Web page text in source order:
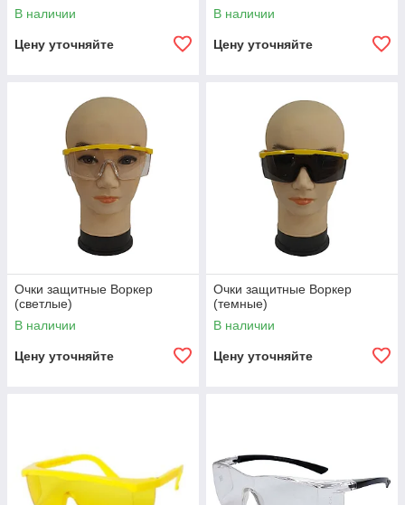
В наличии
Цену уточняйте
В наличии
Цену уточняйте
Очки защитные Воркер
(светлые)
В наличии
Цену уточняйте
Очки защитные Воркер
(темные)
В наличии
Цену уточняйте